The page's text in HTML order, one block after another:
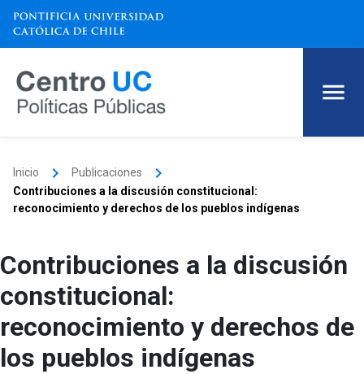
Inicio keyboard_arrow_right Publicaciones keyboard_arrow_right
Contribuciones a la discusión constitucional:
reconocimiento y derechos de los pueblos indígenas
Contribuciones a la discusión
constitucional:
reconocimiento y derechos de
los pueblos indígenas